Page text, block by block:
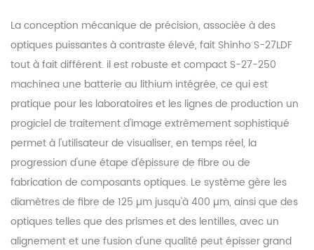
La conception mécanique de précision, associée à des
optiques puissantes à contraste élevé, fait Shinho S-27LDF
tout à fait différent. il est robuste et compact S-27-250
machinea une batterie au lithium intégrée, ce qui est
pratique pour les laboratoires et les lignes de production un
progiciel de traitement d'image extrêmement sophistiqué
permet à l'utilisateur de visualiser, en temps réel, la
progression d'une étape d'épissure de fibre ou de
fabrication de composants optiques. Le système gère les
diamètres de fibre de 125 µm jusqu'à 400 µm, ainsi que des
optiques telles que des prismes et des lentilles, avec un
alignement et une fusion d'une qualité peut épisser grand